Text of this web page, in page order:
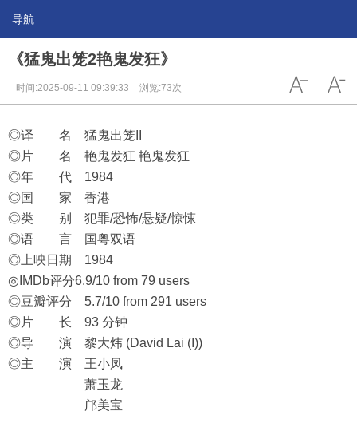
导航
《猛鬼出笼2艳鬼发狂》
时间:2025-09-11 09:39:33 浏览:73次
◎译 名 猛鬼出笼II
◎片 名 艳鬼发狂 艳鬼发狂
◎年 代 1984
◎国 家 香港
◎类 别 犯罪/恐怖/悬疑/惊悚
◎语 言 国粤双语
◎上映日期 1984
◎IMDb评分6.9/10 from 79 users
◎豆瓣评分 5.7/10 from 291 users
◎片 长 93 分钟
◎导 演 黎大炜 (David Lai (I))
◎主 演 王小凤
萧玉龙
邝美宝